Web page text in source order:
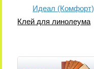
Идеал (Комфорт)
Клей для линолеума